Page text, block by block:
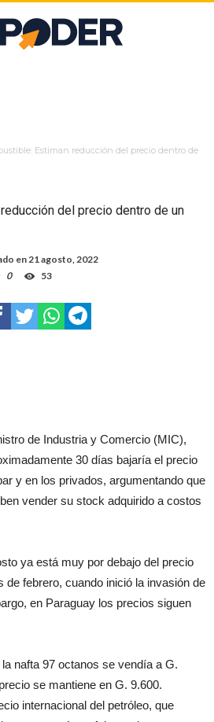
Estiman reducción del precio dentro de
del precio dentro de un
en21 agosto, 2022
0 53
de Industria y Comercio (MIC),
30 días bajaría el precio
y en los privados, argumentando que
vender su stock adquirido a costos
ya está muy por debajo del precio
de febrero, cuando inició la invasión de
en Paraguay los precios siguen
nafta 97 octanos se vendía a G.
se mantiene en G. 9.600.
internacional del petróleo, que